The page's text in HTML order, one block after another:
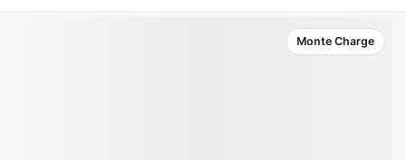
Monte Charge